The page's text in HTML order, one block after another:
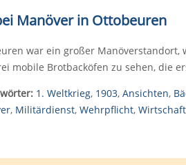
Manöver in Ottobeuren
war ein großer
mobile Brotbacköfen zu sehen, die
1. Weltkrieg, 1903, Ansichten,
, Militärdienst, Wehrpflicht,